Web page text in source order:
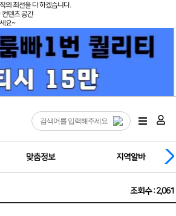
의 최선을 다 하겠습니다.
컨텐츠 공간
요~
맞춤정보 지역알바
조회수 : 2,061